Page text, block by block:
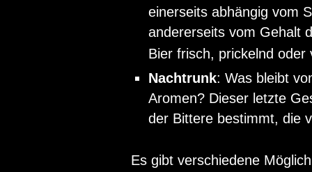
einerseits abhängig vom
andererseits vom Gehalt
Bier frisch, prickelnd oder
Nachtrunk: Was bleibt
Aromen? Dieser letzte
der Bittere bestimmt, die
Es gibt verschiedene